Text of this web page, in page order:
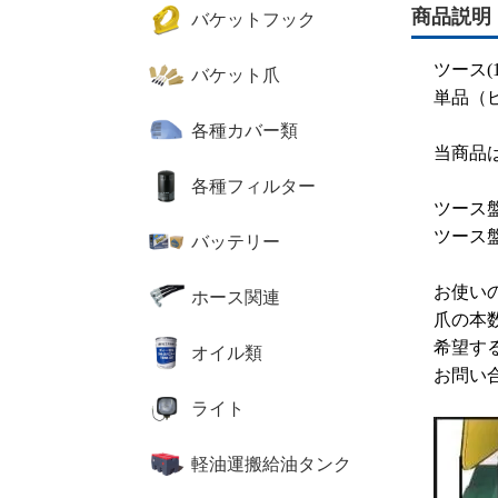
バケットフック
バケット爪
各種カバー類
各種フィルター
バッテリー
ホース関連
オイル類
ライト
軽油運搬給油タンク
商品説明
ツース
単品（
当商品
ツース
ツース
お使い
爪の本
希望す
お問い